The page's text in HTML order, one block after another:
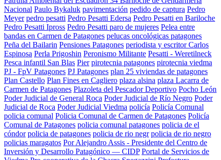
Nacional Paulo Bykaluk pavimentación pedido de captura Pedro
Meyer pedro pesatti Pedro Pesatti Edersa Pedro Pesatti en Bariloche
Pedro Pesatti Ipross Pedro Pesatti paro de mujeres Pelea entre
bandas en Carmen de Patagones pelucas oncológicas patagones
Peña del Bailarin Pensiones Patagones periodista y escritor Carlos
Espinosa Perla Prigoshin Peronismo Militante Pesatti - Weretilneck
Pesca infantil San Blas Pier pirotecnia patagones pirotecnia viedma
PJ - FpV Patagones PJ Patagones plan 25 viviendas de patagones
Plan Castello Plan Fines en Cagliero plaza alsina plaza Lacarra de
Carmen de Patagones Plazoleta del Pescador Deportivo Pocho León
Poder Judicial de General Roca Poder Judicial de Río Negro Poder
Judicial de Roca Poder Judicial Viedma policía Policía Comunal
policia comunal Policia Comunal de Carmen de Patagones Policía
Comunal de Patagones policia comunal patagones policia de el
cóndor policia de patagones policia de rio negr policia de rio negro
policias maragatos Por Alejandro Assis - Presidente del Centro de
Inversión y Desarrollo Patagónico — CIDP Portal de Servicios de